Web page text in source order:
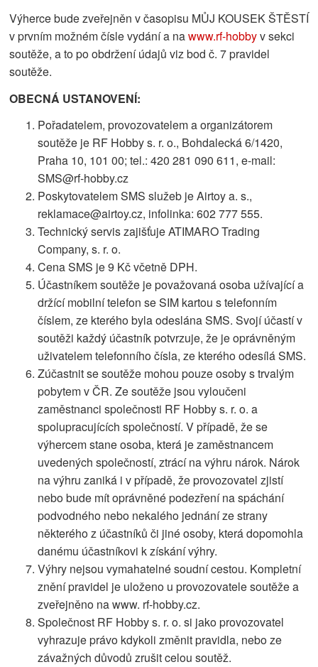
Výherce bude zveřejněn v časopisu MŮJ KOUSEK ŠTĚSTÍ
v prvním možném čísle vydání a nawww.rf-hobbyv sekci
soutěže, a to po obdržení údajů viz bod č. 7 pravidel
soutěže.
OBECNÁ USTANOVENÍ:
Pořadatelem, provozovatelem a organizátorem
soutěže je RF Hobby s. r. o., Bohdalecká 6/1420,
Praha 10, 101 00; tel.: 420 281 090 611, e-mail:
SMS@rf-hobby.cz
Poskytovatelem SMS služeb je Airtoy a. s.,
reklamace@airtoy.cz, infolinka: 602 777 555.
Technický servis zajišťuje ATIMARO Trading
Company, s. r. o.
Cena SMS je 9 Kč včetně DPH.
Účastníkem soutěže je považovaná osoba užívající a
držící mobilní telefon se SIM kartou s telefonním
číslem, ze kterého byla odeslána SMS. Svojí účastí v
soutěži každý účastník potvrzuje, že je oprávněným
uživatelem telefonního čísla, ze kterého odesílá SMS.
Zúčastnit se soutěže mohou pouze osoby s trvalým
pobytem v ČR. Ze soutěže jsou vyloučeni
zaměstnanci společnosti RF Hobby s. r. o. a
spolupracujících společností. V případě, že se
výhercem stane osoba, která je zaměstnancem
uvedených společností, ztrácí na výhru nárok. Nárok
na výhru zaniká i v případě, že provozovatel zjistí
nebo bude mít oprávněné podezření na spáchání
podvodného nebo nekalého jednání ze strany
některého z účastníků či jiné osoby, která dopomohla
danému účastníkovi k získání výhry.
Výhry nejsou vymahatelné soudní cestou. Kompletní
znění pravidel je uloženo u provozovatele soutěže a
zveřejněno na www. rf-hobby.cz.
Společnost RF Hobby s. r. o. si jako provozovatel
vyhrazuje právo kdykoli změnit pravidla, nebo ze
závažných důvodů zrušit celou soutěž.